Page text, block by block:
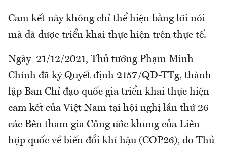
Cam kết này không chỉ thể hiện bằng lời nói
mà đã được triển khai thực hiện trên thực tế.
Ngày 21/12/2021, Thủ tướng Phạm Minh
Chính đã ký Quyết định 2157/QĐ-TTg, thành
lập Ban Chỉ đạo quốc gia triển khai thực hiện
cam kết của Việt Nam tại hội nghị lần thứ 26
các Bên tham gia Công ước khung của Liên
hợp quốc về biến đổi khí hậu (COP26), do Thủ